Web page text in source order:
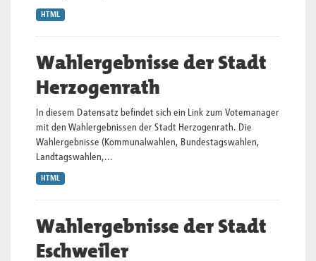
HTML
Wahlergebnisse der Stadt
Herzogenrath
In diesem Datensatz befindet sich ein Link zum Votemanager
mit den Wahlergebnissen der Stadt Herzogenrath. Die
Wahlergebnisse (Kommunalwahlen, Bundestagswahlen,
Landtagswahlen,...
HTML
Wahlergebnisse der Stadt
Eschweiler